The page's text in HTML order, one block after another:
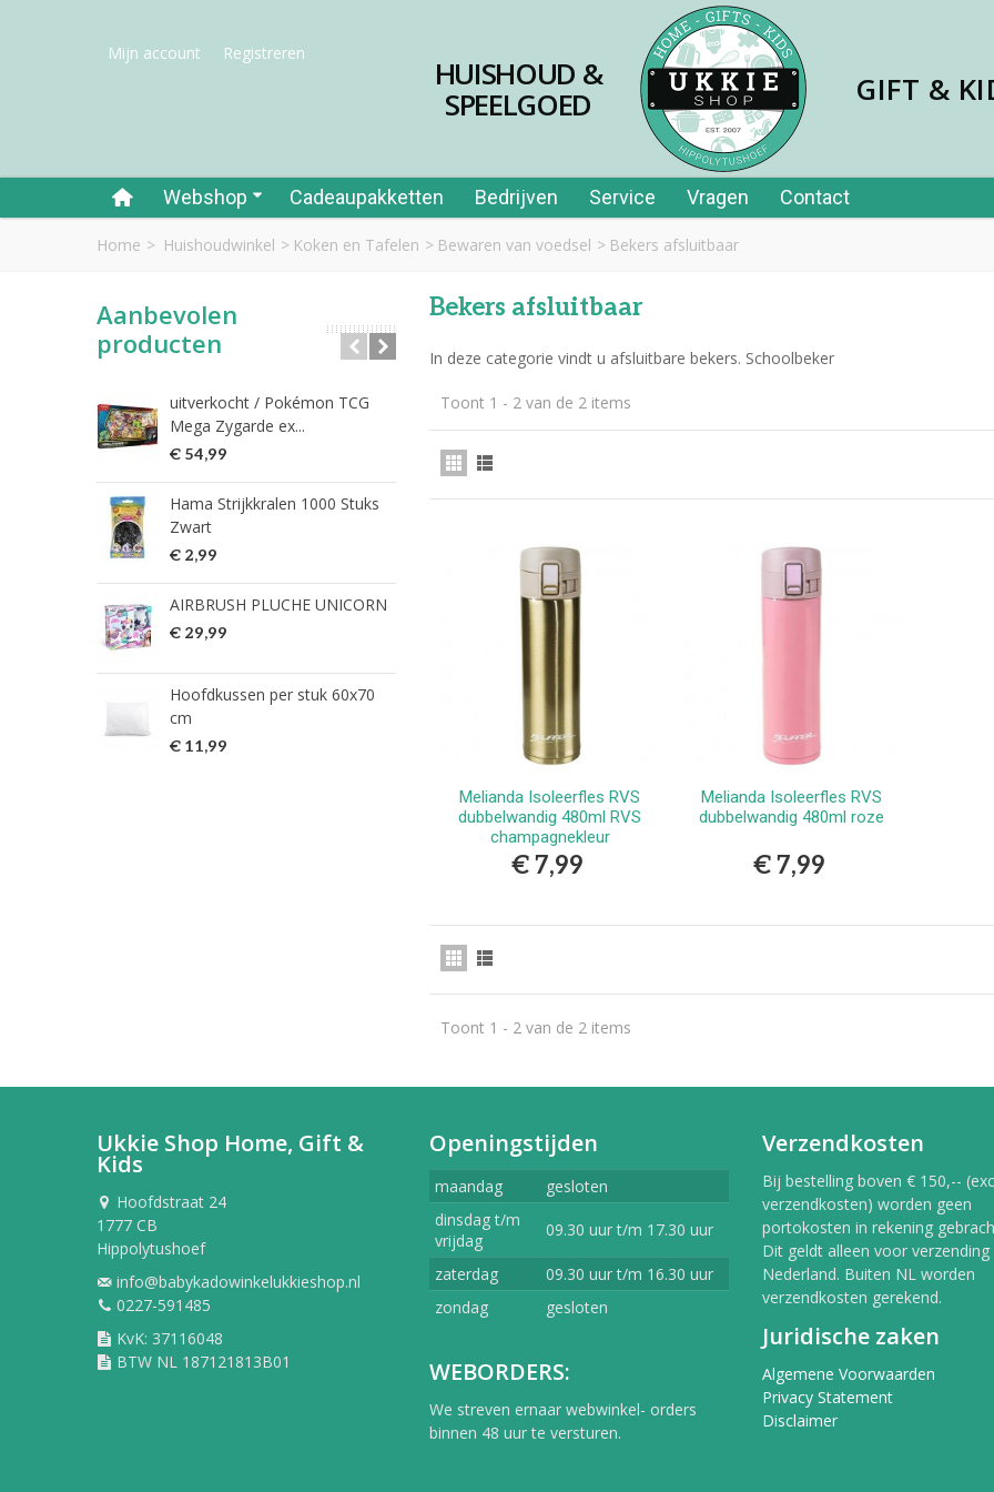
Mijn account Registreren
HUISHOUD &
SPEELGOED GIFT &
Webshop Cadeaupakketten Bedrijven Service Vragen Contact
Home > Huishoudwinkel > Koken en Tafelen > Bewaren van voedsel > Bekers afsluitbaar
Aanbevolen
producten
uitverkocht / Pokémon TCG
Mega Zygarde ex...
€ 54,99
Hama Strijkkralen 1000 Stuks
Zwart
€ 2,99
AIRBRUSH PLUCHE UNICORN
€ 29,99
Hoofdkussen per stuk 60x70
cm
€ 11,99
Rietjes papier 40st in tube
€ 1,99
€ 29,99
HG vlekkenspray extra sterk/
verwijdert meest...
HG Vlekkenspray / voor vlek
verwijdering en...
Bekers afsluitbaar
In deze categorie vindt u afsluitbare bekers. Schoolbeker
Toont 1 - 2 van de 2 items
Bestellen
Melianda Isoleerfles RVS
dubbelwandig 480ml RVS
champagnekleur
€ 7,99
Bestellen
Melianda Isoleerfles RVS
dubbelwandig 480ml roze
€ 7,99
Toont 1 - 2 van de 2 items
Ukkie Shop Home, Gift &
Kids
Hoofdstraat 24
1777 CB
Hippolytushoef
info@babykadowinkelukkieshop.nl
0227-591485
KvK: 37116048
BTW NL 187121813B01
Openingstijden
maandag
gesloten
dinsdag t/m
vrijdag
09.30 uur t/m 17.30 uur
zaterdag
09.30 uur t/m 16.30 uur
zondag
gesloten
WEBORDERS:
We streven ernaar webwinkel- orders
binnen 48 uur te versturen.
Verzendkosten
Bij bestelling boven € 150,--
verzendkosten) worden geen
portokosten in rekening
Dit geldt alleen voor verzending
Nederland. Buiten NL worden
verzendkosten gerekend.
Juridische zaken
Algemene Voorwaarden
Privacy Statement
Disclaimer